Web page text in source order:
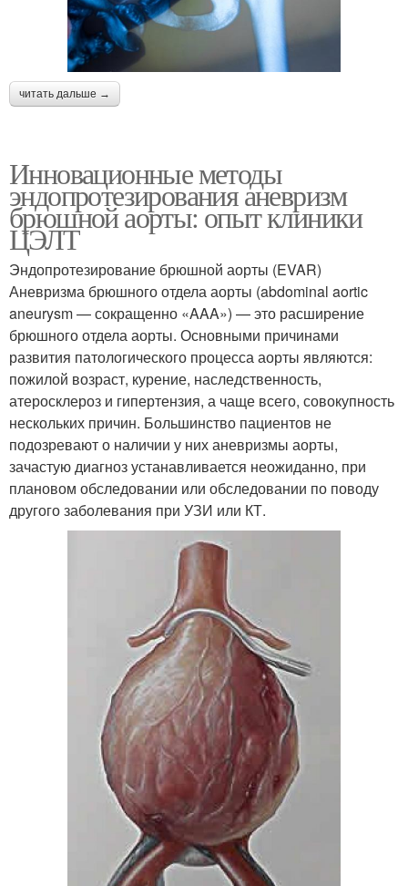
читать дальше →
Инновационные методы
эндопротезирования аневризм
брюшной аорты: опыт клиники
ЦЭЛТ
Эндопротезирование брюшной аорты (EVAR)
Аневризма брюшного отдела аорты (abdominal aortic
aneurysm — сокращенно «AAA») — это расширение
брюшного отдела аорты. Основными причинами
развития патологического процесса аорты являются:
пожилой возраст, курение, наследственность,
атеросклероз и гипертензия, а чаще всего, совокупность
нескольких причин. Большинство пациентов не
подозревают о наличии у них аневризмы аорты,
зачастую диагноз устанавливается неожиданно, при
плановом обследовании или обследовании по поводу
другого заболевания при УЗИ или КТ.